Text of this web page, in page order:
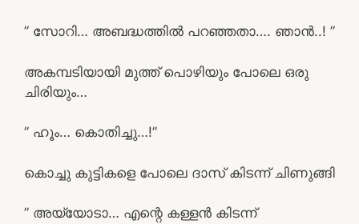
” സോറി… അബദ്ധത്തിൽ പറഞ്ഞതാ…. ഞാൻ..! ”
അകമ്പടിയായി മുത്ത് പൊഴിയും പോലെ ഒരു
ചിരിയും…
” ഹൂം… കൊതിച്ചു…!”
കൊച്ചു കുട്ടികളെ പോലെ ദാസ് കിടന്ന് ചിണുങ്ങി
” അയ്യോടാ… എന്റെ കള്ളൻ കിടന്ന്